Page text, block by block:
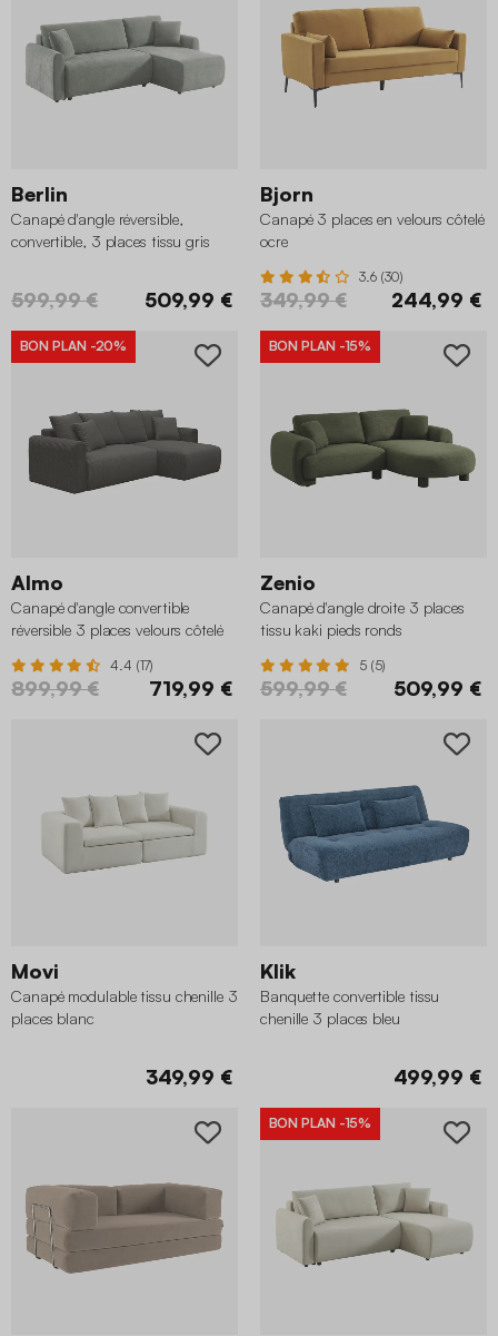
Berlin
Canapé d'angle réversible,
convertible, 3 places tissu gris
599,99 € 509,99 €
Bjorn
Canapé 3 places en velours côtelé
ocre
3.6 (30)
349,99 € 244,99 €
BON PLAN -20%
Almo
Canapé d'angle convertible
réversible 3 places velours côtelé
4.4 (17)
899,99 € 719,99 €
BON PLAN -15%
Zenio
Canapé d'angle droite 3 places
tissu kaki pieds ronds
5 (5)
599,99 € 509,99 €
Movi
Canapé modulable tissu chenille 3
places blanc
349,99 €
Klik
Banquette convertible tissu
chenille 3 places bleu
499,99 €
BON PLAN -15%